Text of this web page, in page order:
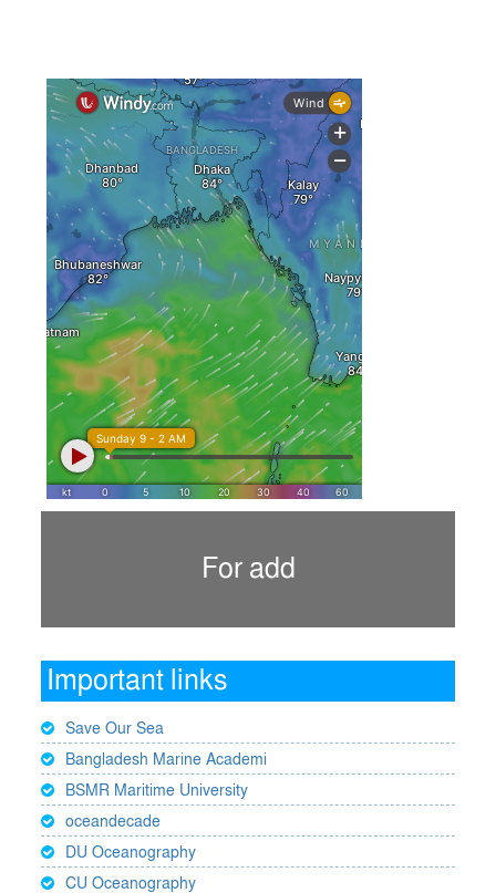
For add
Important links
Save Our Sea
Bangladesh Marine Academi
BSMR Maritime University
oceandecade
DU Oceanography
CU Oceanography